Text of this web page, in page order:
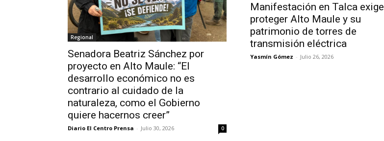
Regional
Senadora Beatriz Sánchez por
proyecto en Alto Maule: “El
desarrollo económico no es
contrario al cuidado de la
naturaleza, como el Gobierno
quiere hacernos creer”
Diario El Centro Prensa - Julio 30, 2026 0
Manifestación en Talca exige
proteger Alto Maule y su
patrimonio de torres de
transmisión eléctrica
Yasmín Gómez - Julio 26, 2026